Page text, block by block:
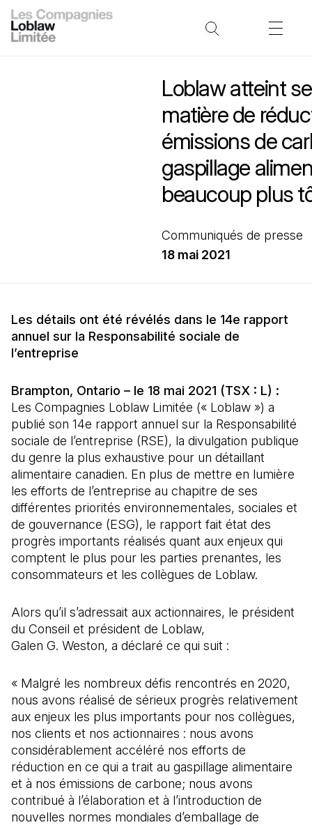
Loblaw atteint
matière de
émissions de
gaspillage
beaucoup plus
Communiqués de presse
18 mai 2021
Les détails ont été révélés dans le 14e rapport
annuel sur la Responsabilité sociale de
l’entreprise
Brampton, Ontario – le 18 mai 2021 (TSX : L) :
Les Compagnies Loblaw Limitée (« Loblaw ») a
publié son 14e rapport annuel sur la Responsabilité
sociale de l’entreprise (RSE), la divulgation publique
du genre la plus exhaustive pour un détaillant
alimentaire canadien. En plus de mettre en lumière
les efforts de l’entreprise au chapitre de ses
différentes priorités environnementales, sociales et
de gouvernance (ESG), le rapport fait état des
progrès importants réalisés quant aux enjeux qui
comptent le plus pour les parties prenantes, les
consommateurs et les collègues de Loblaw.
Alors qu’il s’adressait aux actionnaires, le président
du Conseil et président de Loblaw,
Galen G. Weston, a déclaré ce qui suit :
« Malgré les nombreux défis rencontrés en 2020,
nous avons réalisé de sérieux progrès relativement
aux enjeux les plus importants pour nos collègues,
nos clients et nos actionnaires : nous avons
considérablement accéléré nos efforts de
réduction en ce qui a trait au gaspillage alimentaire
et à nos émissions de carbone; nous avons
contribué à l’élaboration et à l’introduction de
nouvelles normes mondiales d’emballage de